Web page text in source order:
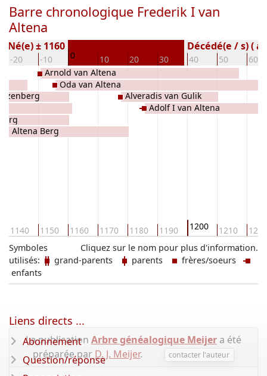
Barre chronologique Frederik I van
Altena
-20 -10 0 10 20 30 40 50 60
Né(e) ± 1160 Décédé(e / s) (
1140 1150 1160 1170 1180 1190 1200 1210 1220
Altena Berg
Arnold van Altena
Oda van Altena
Alveradis van Gulik
Adolf I van Altena
Cliquez sur le nom pour plus d'information.
Symboles
utilisés:
grand-parents parents
frères/soeurs
enfants
La publication Arbre généalogique Meijer a été
préparée par D. J. Meijer. contacter l'auteur
Liens directs ...
Abonnement
Question/réponse